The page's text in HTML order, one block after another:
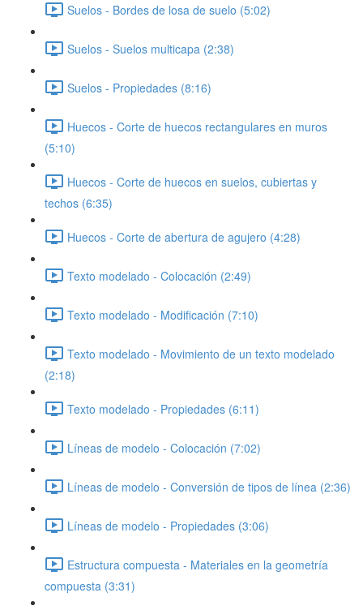
Suelos - Bordes de losa de suelo (5:02)
Suelos - Suelos multicapa (2:38)
Suelos - Propiedades (8:16)
Huecos - Corte de huecos rectangulares en muros
(5:10)
Huecos - Corte de huecos en suelos, cubiertas y
techos (6:35)
Huecos - Corte de abertura de agujero (4:28)
Texto modelado - Colocación (2:49)
Texto modelado - Modificación (7:10)
Texto modelado - Movimiento de un texto modelado
(2:18)
Texto modelado - Propiedades (6:11)
Líneas de modelo - Colocación (7:02)
Líneas de modelo - Conversión de tipos de línea (2:36)
Líneas de modelo - Propiedades (3:06)
Estructura compuesta - Materiales en la geometría
compuesta (3:31)